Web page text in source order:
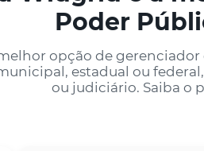
Poder
opção de gerenciador
estadual ou
ou judiciário. Saiba o